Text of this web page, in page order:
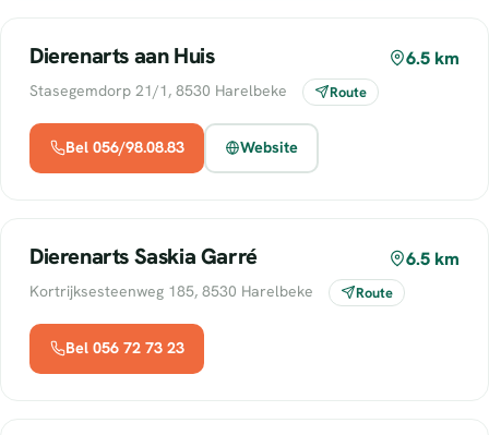
Dierenarts aan Huis 6.5 km
Stasegemdorp 21/1, 8530 Harelbeke Route
Bel 056/98.08.83 Website
Dierenarts Saskia Garré 6.5 km
Kortrijksesteenweg 185, 8530 Harelbeke Route
Bel 056 72 73 23